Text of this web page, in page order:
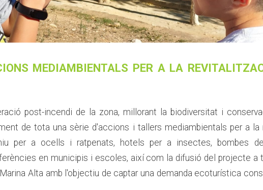
MEDIAMBIENTALS PER A LA
post-incendi de la zona, millorant la biodiversitat i
de tota una sèrie d'accions i tallers mediambientals per a
per a ocells i ratpenats, hotels per a insectes, bombes
en municipis i escoles, així com la difusió del projecte a
Alta amb l'objectiu de captar una demanda ecoturística